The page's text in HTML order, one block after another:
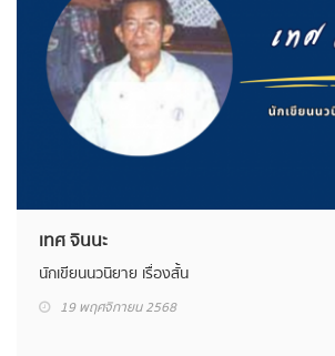
เทศ จินนะ
นักเขียนนวนิยาย เรื่องสั้น
19 พฤศจิกายน 2568